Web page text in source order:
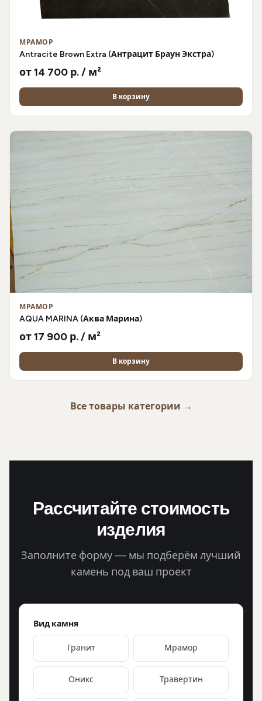
МРАМОР
Antracite Brown Extra (Антрацит Браун Экстра)
от 14 700 р. / м²
В корзину
МРАМОР
AQUA MARINA (Аква Марина)
от 17 900 р. / м²
В корзину
Все товары категории →
Рассчитайте стоимость
изделия
Заполните форму — мы подберём лучший
камень под ваш проект
Вид камня
Гранит Мрамор
Оникс Травертин